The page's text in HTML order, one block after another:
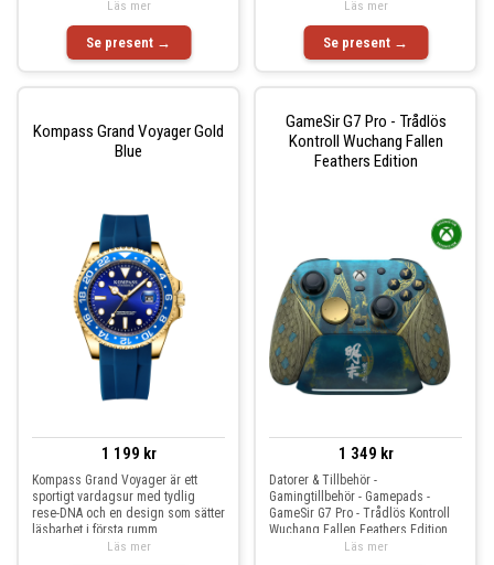
Se present →
Läs mer
Se present →
Läs mer
Kompass Grand Voyager Gold
Blue
1 199 kr
Kompass Grand Voyager är ett
sportigt vardagsur med tydlig
rese-DNA och en design som sätter
läsbarhet i första rumm
Läs mer
GameSir G7 Pro - Trådlös
Kontroll Wuchang Fallen
Feathers Edition
1 349 kr
Datorer & Tillbehör -
Gamingtillbehör - Gamepads -
GameSir G7 Pro - Trådlös Kontroll
Wuchang Fallen Feathers Edition
Läs mer